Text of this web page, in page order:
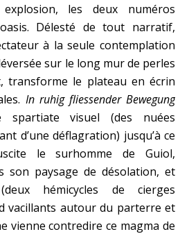
les deux numéros
Délesté de tout narratif,
à la seule contemplation
sur le long mur de perles
transforme le plateau en écrin
In ruhig fliessender Bewegung
spartiate visuel (des nuées
d’une déflagration) jusqu’à ce
le surhomme de Guiol,
son paysage de désolation, et
hémicycles de cierges
vacillants autour du parterre et
vienne contredire ce magma de